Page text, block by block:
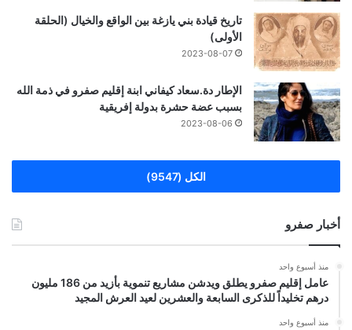
تاريخ قيادة بني يازغة بين الواقع والخيال (الحلقة
الأولى)
2023-08-07
الإطار دة.سعاد كيفاني ابنة إقليم صفرو في ذمة الله
بسبب عضة حشرة بدولة إفريقية
2023-08-06
الكل (9547)
أخبار صفرو
منذ أسبوع واحد
عامل إقليم صفرو يطلق ويدشن مشاريع تنموية بأزيد من 186 مليون
درهم تخليداً للذكرى السابعة والعشرين لعيد العرش المجيد
منذ أسبوع واحد